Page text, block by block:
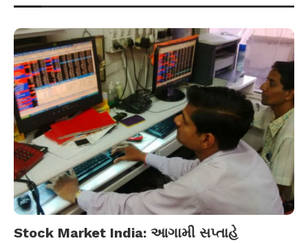
Stock Market India: આગામી સપ્તાહે